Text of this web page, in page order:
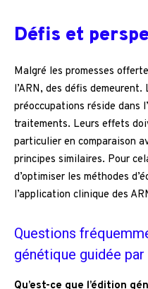
Défis et
Malgré les promesses
l’ARN, des défis demeurent.
préoccupations réside dans
traitements. Leurs effets
particulier en comparaison
principes similaires. Pour
d’optimiser les méthodes
l’application clinique des
Questions
génétique guidée par
Qu’est-ce que l’édition